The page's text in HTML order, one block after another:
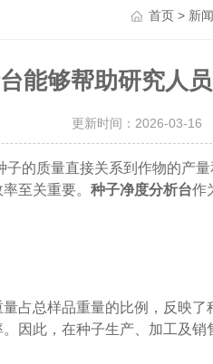
首页> 新
能够帮助研究人
更新时间：2026-03-16
质量直接关系到作物的产量
至关重要。种子净度分析台作
总样品重量的比例，反映了
因此，在种子生产、加工及销